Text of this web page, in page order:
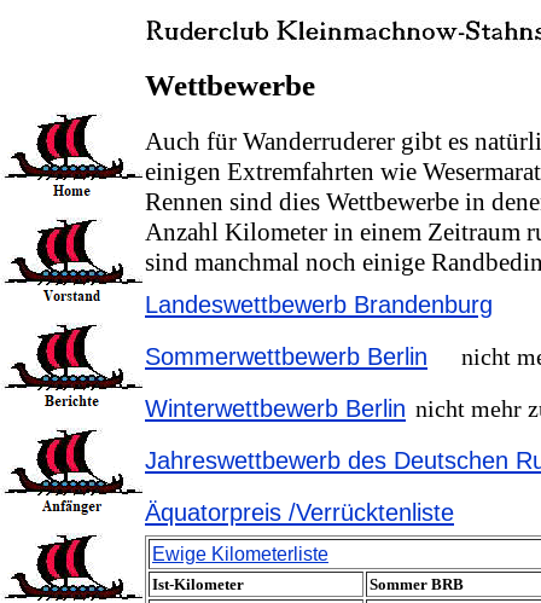
Wettbewerbe
Auch für Wanderruderer gibt es
einigen Extremfahrten wie
Rennen sind dies Wettbewerbe in
Anzahl Kilometer in einem Zeitraum
sind manchmal noch einige
Landeswettbewerb Brandenburg
Sommerwettbewerb Berlin
nicht
Winterwettbewerb Berlin nicht mehr
Jahreswettbewerb des Deutschen
Äquatorpreis /Verrücktenliste
Ewige Kilometerliste
Ist-Kilometer Sommer BRB